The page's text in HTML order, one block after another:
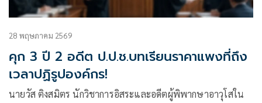
28 พฤษภาคม 2569
คุก 3 ปี 2 อดีต ป.ป.ช.บทเรียนราคาแพงที่ถึง
เวลาปฏิรูปองค์กร!
นายวัส ติงสมิตร นักวิชาการอิสระและอดีตผู้พิพากษาอาวุโสใน